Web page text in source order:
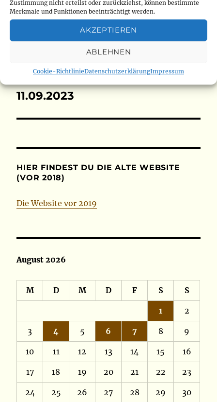
Zustimmung nicht erteilst oder zurückziehst, können bestimmte
Merkmale und Funktionen beeinträchtigt werden.
AKZEPTIEREN
ABLEHNEN
Cookie-RichtlinieDatenschutzerklärungImpressum
Beitragsnavigation
08.09.2023
Nächster
11.09.2023
HIER FINDEST DU DIE ALTE WEBSITE
(VOR 2018)
Die Website vor 2019
August 2026
M D M D F S S
1 2
3 4 5 6 7 8 9
10 11 12 13 14 15 16
17 18 19 20 21 22 23
24 25 26 27 28 29 30